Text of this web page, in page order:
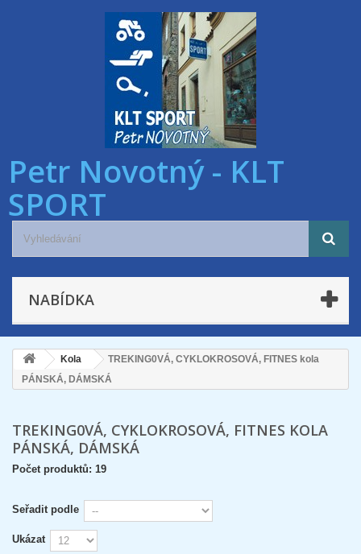
Petr Novotný - KLT
SPORT
NABÍDKA
Kola
TREKING0VÁ, CYKLOKROSOVÁ, FITNES kola
PÁNSKÁ, DÁMSKÁ
TREKING0VÁ, CYKLOKROSOVÁ, FITNES KOLA
PÁNSKÁ, DÁMSKÁ
Počet produktů: 19
Seřadit podle
Ukázat